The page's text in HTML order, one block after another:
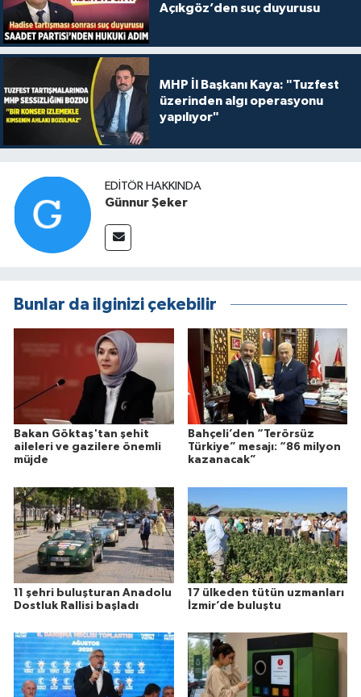
Açıkgöz’den suç duyurusu
MHP İl Başkanı Kaya: "Tuzfest
üzerinden algı operasyonu
yapılıyor"
EDITÖR HAKKINDA
Günnur Şeker
Bunlar da ilginizi çekebilir
Bakan Göktaş'tan şehit
aileleri ve gazilere önemli
müjde
Bahçeli’den “Terörsüz
Türkiye” mesajı: “86 milyon
kazanacak”
11 şehri buluşturan Anadolu
Dostluk Rallisi başladı
17 ülkeden tütün uzmanları
İzmir’de buluştu